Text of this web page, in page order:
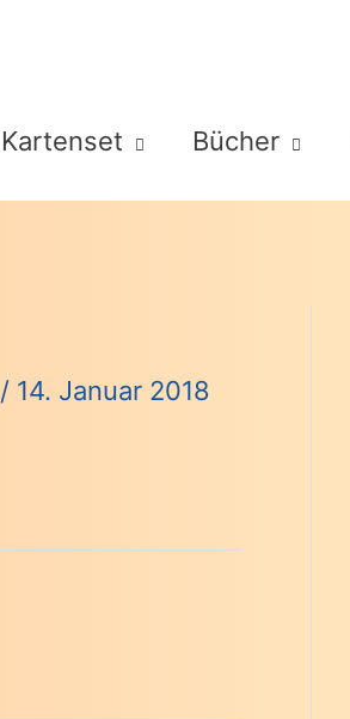
Kartenset Bücher
/ 14. Januar 2018